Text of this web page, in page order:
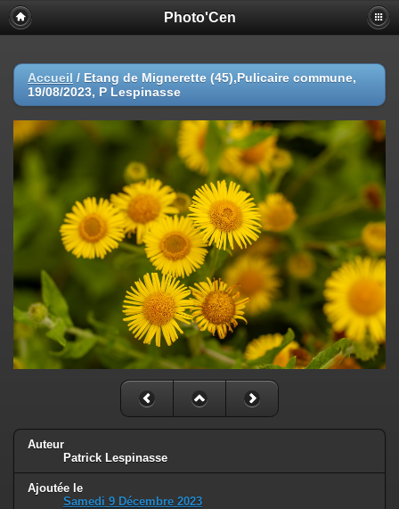
Photo'Cen
Accueil / Etang de Mignerette (45),Pulicaire commune,
19/08/2023, P Lespinasse
Auteur
Patrick Lespinasse
Ajoutée le
Samedi 9 Décembre 2023